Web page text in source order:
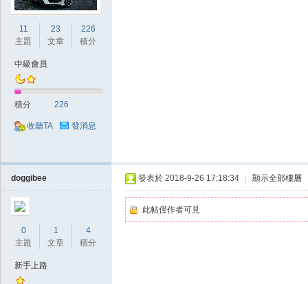
11
主題
23
文章
226
積分
中級會員
積分 226
收聽TA 發消息
doggibee
0
主題
1
文章
4
積分
新手上路
發表於 2018-9-26 17:18:34 顯示全部樓層
此帖僅作者可見